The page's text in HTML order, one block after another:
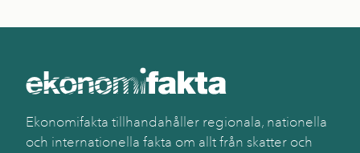
Ekonomifakta tillhandahåller regionala, nationella
och internationella fakta om allt från skatter och